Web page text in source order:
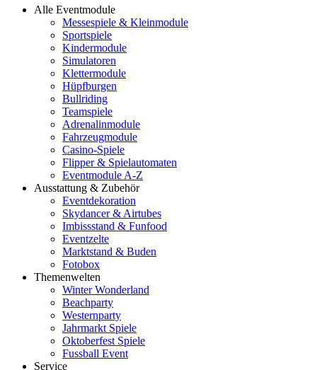
Alle Eventmodule
Messespiele & Kleinmodule
Sportspiele
Kindermodule
Simulatoren
Klettermodule
Hüpfburgen
Bullriding
Teamspiele
Adrenalinmodule
Fahrzeugmodule
Casino-Spiele
Flipper & Spielautomaten
Eventmodule A-Z
Ausstattung & Zubehör
Eventdekoration
Skydancer & Airtubes
Imbissstand & Funfood
Eventzelte
Marktstand & Buden
Fotobox
Themenwelten
Winter Wonderland
Beachparty
Westernparty
Jahrmarkt Spiele
Oktoberfest Spiele
Fussball Event
Service